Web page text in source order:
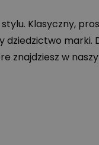
Klasyczny,
marki.
znajdziesz w